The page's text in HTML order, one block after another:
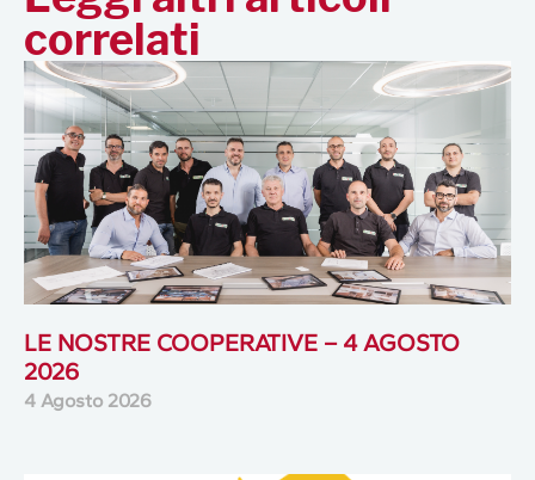
correlati
LE NOSTRE COOPERATIVE – 4 AGOSTO
2026
4 Agosto 2026